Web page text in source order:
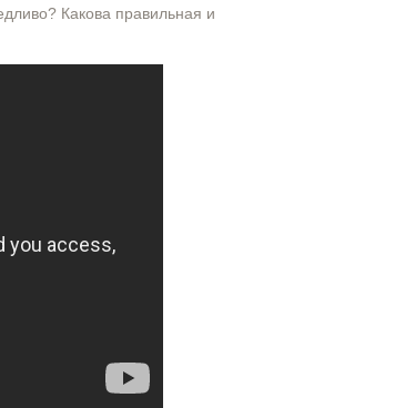
Какова правильная и